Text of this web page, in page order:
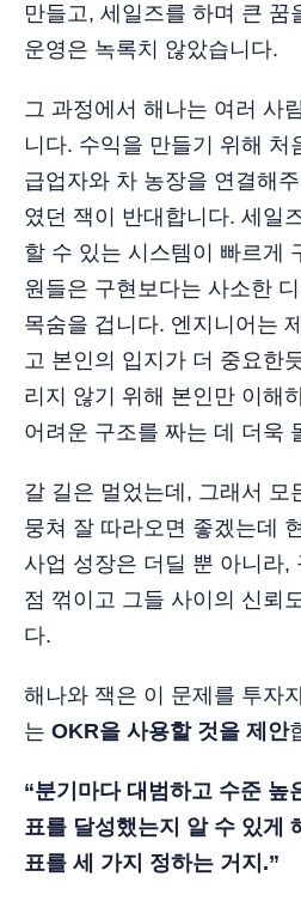
만들고, 세일즈를 하며 큰 꿈
운영은 녹록치 않았습니다.
그 과정에서 해나는 여러 사
니다. 수익을 만들기 위해 처
급업자와 차 농장을 연결해
였던 잭이 반대합니다. 세일
할 수 있는 시스템이 빠르게
원들은 구현보다는 사소한
목숨을 겁니다. 엔지니어는
고 본인의 입지가 더 중요한
리지 않기 위해 본인만 이해
어려운 구조를 짜는 데 더욱
갈 길은 멀었는데, 그래서 모
뭉쳐 잘 따라오면 좋겠는데
사업 성장은 더딜 뿐 아니라,
점 꺾이고 그들 사이의 신뢰
다.
해나와 잭은 이 문제를 투자
는 OKR을 사용할 것을 제안
“분기마다 대범하고 수준 높
표를 달성했는지 알 수 있게
표를 세 가지 정하는 거지.”